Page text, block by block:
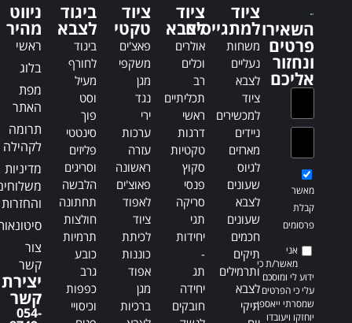
t
i
v
e
t
השאירו
פרטים
ונחזור
אליכם
מאשר
קבלת
פרסומים
אני
מאשר/ת כי
ידוע לי ומוסכם
עלי כי הפרטים
שמסרתי ייאספו,
יוחזקו ויעובדו
ציוד
למתגייסים
משחות
נעליים
לצבא
ציוד
למכשירים
ניידים
מארזים
לגיוס
שעונים
לצבא
שעונים
חכמים
תיקים
ותרמילים
לצבא
תיקי
ציוד
לצבא
אולרים
וכלים
רב
תכליתיים
ראשי
דרגות
טקטיות
סקוץ
פנסי
סריקה
תגי
יחידות
-
תג
יחידה
חובקים
ציוד
טקטי
פאצ'ים
משקפי
מגן
נגד
ירי
ערכות
עזרה
ראשונה
פאוצ'ים
לאפוד
ציוד
לכיתת
כוננות
אפוד
מגן
ברכיות
ביגוד
לצבא
ביגוד
לחורף
מעיל
וסט
פוך
סינטטי
פליזים
וסריגים
הלבשה
תחתונה
חולצות
תרמיות
כובע
גרב
כפפות
וכיסויי
ניווט
מהיר
ראשי
בלוג
מפת
האתר
תרומה
לקהילה
מדיניות
והחזרות
צור
קשר
יצירת
קשר
054-